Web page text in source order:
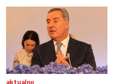
aktualno